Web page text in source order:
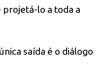
lo a toda a
saída é o diálogo